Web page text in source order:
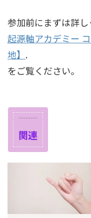
参加前にまずは詳
起源軸アカデミー
地】 .
をご覧ください。
関連